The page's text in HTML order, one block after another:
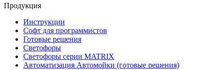
Продукция
Инструкции
Софт для программистов
Готовые решения
Светофоры
Светофоры серии MATRIX
Автоматизация Автомойки (готовые решения)